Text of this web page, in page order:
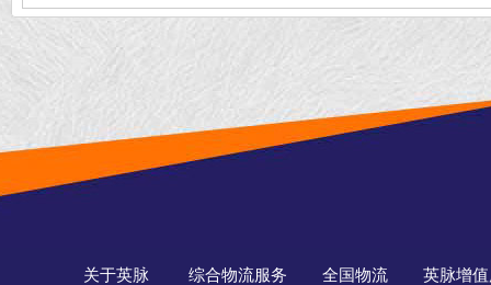
单处理
关于英脉 综合物流服务 全国物流 英脉增